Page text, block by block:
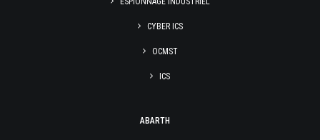
CYBER ICS
OCMST
ICS
ABARTH